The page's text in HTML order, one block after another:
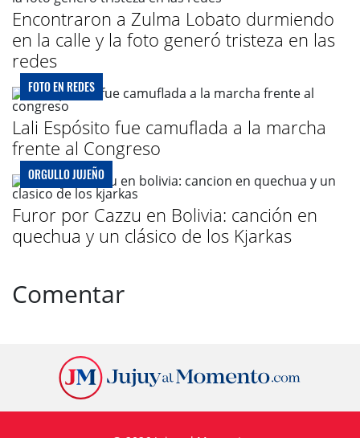
Encontraron a Zulma Lobato durmiendo
en la calle y la foto generó tristeza en las
redes
FOTO EN REDES
Lali Espósito fue camuflada a la marcha
frente al Congreso
ORGULLO JUJEÑO
Furor por Cazzu en Bolivia: canción en
quechua y un clásico de los Kjarkas
Comentar